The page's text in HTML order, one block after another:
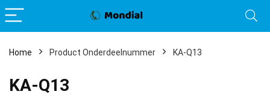
Home Product Onderdeelnummer KA-Q13
KA-Q13